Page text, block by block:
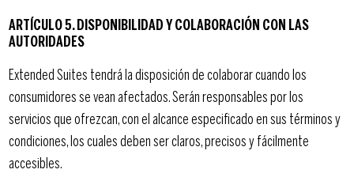
ARTÍCULO 5. DISPONIBILIDAD Y COLABORACIÓN CON LAS
AUTORIDADES
Extended Suites tendrá la disposición de colaborar cuando los
consumidores se vean afectados. Serán responsables por los
servicios que ofrezcan, con el alcance especificado en sus términos y
condiciones, los cuales deben ser claros, precisos y fácilmente
accesibles.